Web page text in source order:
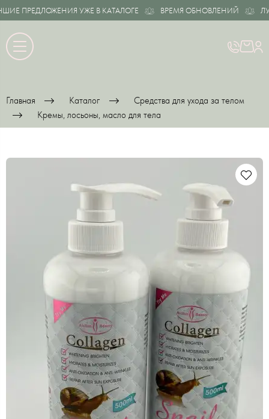
ПРЕДЛОЖЕНИЯ УЖЕ В КАТАЛОГЕ ВРЕМЯ ОБНОВЛЕНИЙ
Главная Каталог
Средства для ухода за телом
Кремы, лосьоны, масло для тела